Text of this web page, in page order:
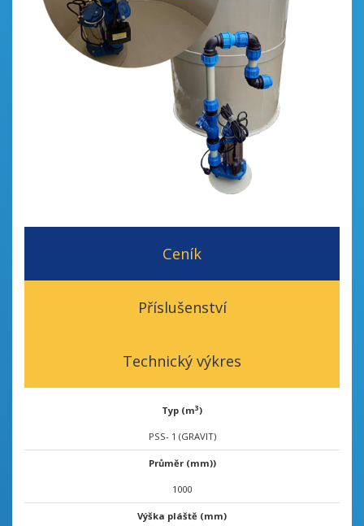
Ceník
Příslušenství
Technický výkres
Typ (m3)
PSS- 1 (GRAVIT)
Průměr (mm))
1000
Výška pláště (mm)